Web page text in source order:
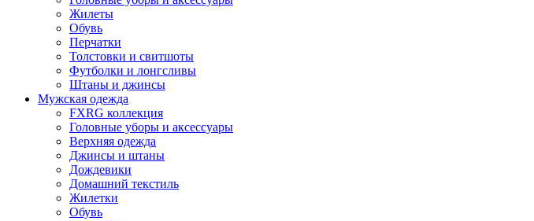
Жилеты
Обувь
Перчатки
Толстовки и свитшоты
Футболки и лонгсливы
Штаны и джинсы
Мужская одежда
FXRG коллекция
Головные уборы и аксессуары
Верхняя одежда
Джинсы и штаны
Дождевики
Домашний текстиль
Жилетки
Обувь